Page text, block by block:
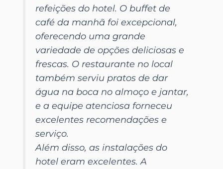
refeições do hotel. O buffet de
café da manhã foi excepcional,
oferecendo uma grande
variedade de opções deliciosas e
frescas. O restaurante no local
também serviu pratos de dar
água na boca no almoço e jantar,
e a equipe atenciosa forneceu
excelentes recomendações e
serviço.
Além disso, as instalações do
hotel eram excelentes. A